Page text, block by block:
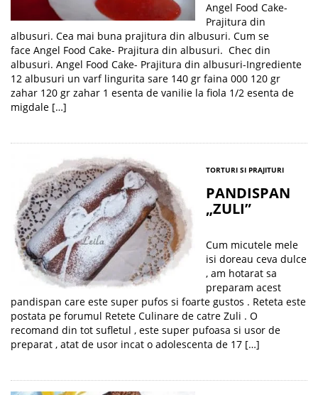
Angel Food Cake-
Prajitura din
albusuri. Cea mai buna prajitura din albusuri. Cum se
face Angel Food Cake- Prajitura din albusuri. Chec din
albusuri. Angel Food Cake- Prajitura din albusuri-Ingrediente
12 albusuri un varf lingurita sare 140 gr faina 000 120 gr
zahar 120 gr zahar 1 esenta de vanilie la fiola 1/2 esenta de
migdale […]
TORTURI SI PRAJITURI
PANDISPAN
„ZULI”
Cum micutele mele
isi doreau ceva dulce
, am hotarat sa
preparam acest
pandispan care este super pufos si foarte gustos . Reteta este
postata pe forumul Retete Culinare de catre Zuli . O
recomand din tot sufletul , este super pufoasa si usor de
preparat , atat de usor incat o adolescenta de 17 […]